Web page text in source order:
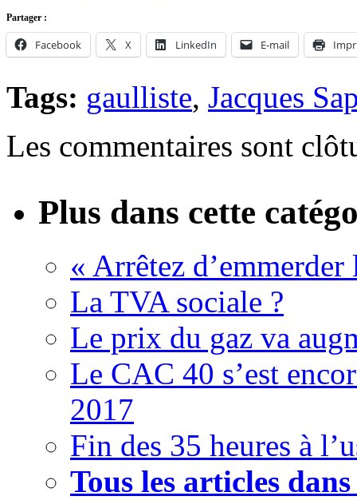
Partager :
Facebook X LinkedIn E-mail
Tags: gaulliste, Jacques
Les commentaires sont
Plus dans cette
« Arrêtez d’emmerder
La TVA sociale ?
Le prix du gaz va
Le CAC 40 s’est
2017
Fin des 35 heures à
Tous les articles